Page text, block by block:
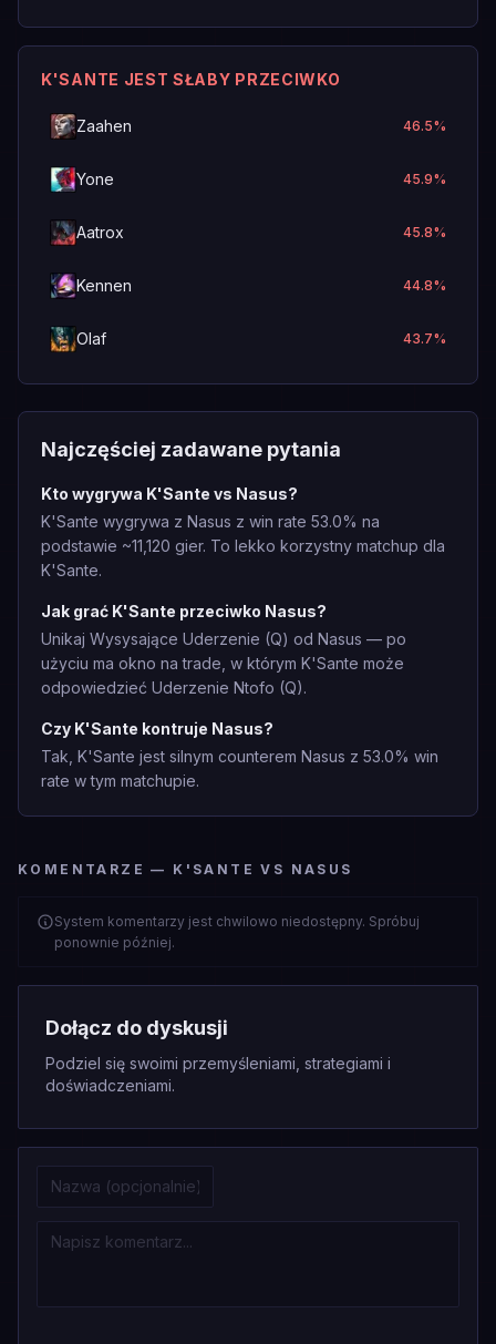
K'SANTE JEST SŁABY PRZECIWKO
Zaahen 46.5%
Yone 45.9%
Aatrox 45.8%
Kennen 44.8%
Olaf 43.7%
Najczęściej zadawane pytania
Kto wygrywa K'Sante vs Nasus?
K'Sante wygrywa z Nasus z win rate 53.0% na
podstawie ~11,120 gier. To lekko korzystny matchup dla
K'Sante.
Jak grać K'Sante przeciwko Nasus?
Unikaj Wysysające Uderzenie (Q) od Nasus — po
użyciu ma okno na trade, w którym K'Sante może
odpowiedzieć Uderzenie Ntofo (Q).
Czy K'Sante kontruje Nasus?
Tak, K'Sante jest silnym counterem Nasus z 53.0% win
rate w tym matchupie.
KOMENTARZE — K'SANTE VS NASUS
System komentarzy jest chwilowo niedostępny. Spróbuj
ponownie później.
Dołącz do dyskusji
Podziel się swoimi przemyśleniami, strategiami i
doświadczeniami.